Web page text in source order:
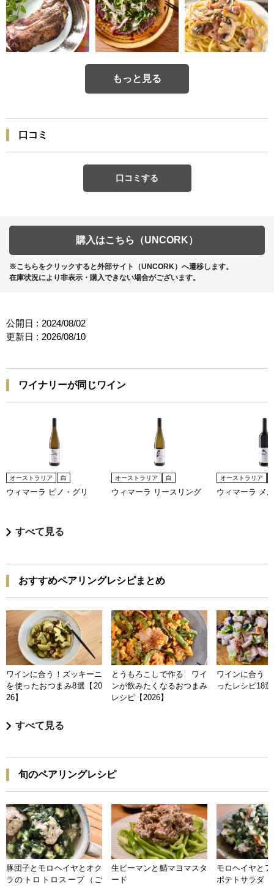
もっと見る
口コミ
口コミする
購入はこちら（UNCORK）
※こちらをクリックすると外部サイト（UNCORK）へ遷移します。
在庫状況により非表示・購入できない場合がございます。
公開日 : 2024/08/02
更新日 : 2026/08/10
ワイナリーが同じワイン
オーストラリア 白
ウィマーラ ピノ・グリ
オーストラリア 白
ウィマーラ リースリング
オーストラリア
ウィマーラ メ
すべて見る
おすすめペアリングレシピまとめ
ワインに合う！ズッキーニ
を使ったおつまみ8選【20
26】
とうもろこしで作る ワイ
ンが飲みたくなるおつまみ
レシピ【2026】
ワインに合う
ったレシピ18
すべて見る
旬のペアリングレシピ
豚団子とモロヘイヤとオク
ラのトロトロスープ（ご
生ピーマンと鯖マヨマスタ
ード
モロヘイヤと
ポテトサラダ